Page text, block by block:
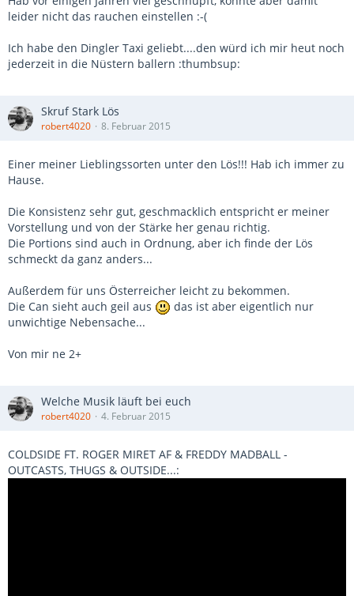
leider nicht das rauchen einstellen :-(
Ich habe den Dingler Taxi geliebt....den würd ich mir heut noch
jederzeit in die Nüstern ballern :thumbsup:
Skruf Stark Lös
robert4020 8. Februar 2015
Einer meiner Lieblingssorten unter den Lös!!! Hab ich immer zu
Hause.
Die Konsistenz sehr gut, geschmacklich entspricht er meiner
Vorstellung und von der Stärke her genau richtig.
Die Portions sind auch in Ordnung, aber ich finde der Lös
schmeckt da ganz anders...
Außerdem für uns Österreicher leicht zu bekommen.
Die Can sieht auch geil aus
das ist aber eigentlich nur
unwichtige Nebensache...
Von mir ne 2+
Welche Musik läuft bei euch
robert4020 4. Februar 2015
COLDSIDE FT. ROGER MIRET AF & FREDDY MADBALL -
OUTCASTS, THUGS & OUTSIDE...: